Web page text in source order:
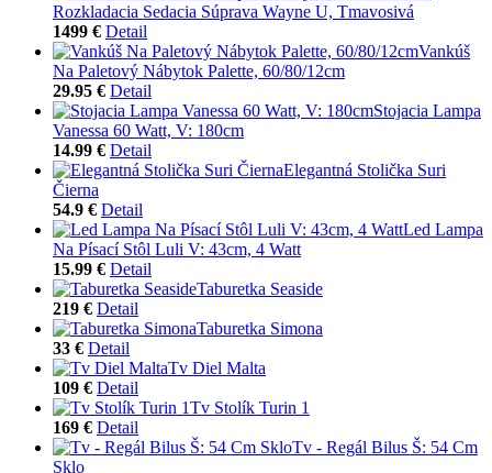
Rozkladacia Sedacia Súprava Wayne U, Tmavosivá
1499 € Detail
Vankúš
Na Paletový Nábytok Palette, 60/80/12cm
29.95 € Detail
Stojacia Lampa
Vanessa 60 Watt, V: 180cm
14.99 € Detail
Elegantná Stolička Suri
Čierna
54.9 € Detail
Led Lampa
Na Písací Stôl Luli V: 43cm, 4 Watt
15.99 € Detail
Taburetka Seaside
219 € Detail
Taburetka Simona
33 € Detail
Tv Diel Malta
109 € Detail
Tv Stolík Turin 1
169 € Detail
Tv - Regál Bilus Š: 54 Cm
Sklo